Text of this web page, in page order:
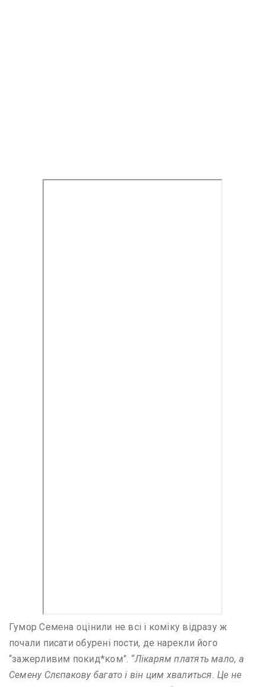
Гумор Семена оцінили не всі і коміку відразу ж
почали писати обурені пости, де нарекли його
“зажерливим покид*ком”. “Лікарям платять мало, а
Семену Слєпакову багато і він цим хвалиться. Це не